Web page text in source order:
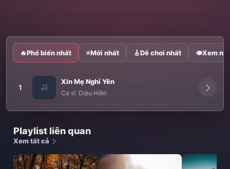
🔥Phổ biến nhất ⭐Mới nhất 🎸Dễ chơi nhất 👁Xem
1
Xin Mẹ Nghỉ Yên
Ca sĩ: Diệu Hiền
Playlist liên quan
Xem tất cả